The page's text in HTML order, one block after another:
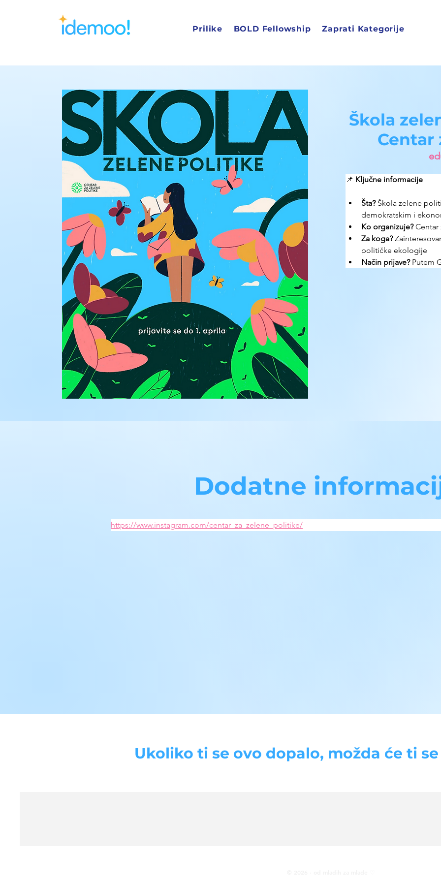
Prilike BOLD Fellowship Zaprati Kategorije
Škola
Centar
📌 Ključne informacije
Šta? Škola zelene
demokratskim i
Ko organizuje? Centar
Za koga?
političke ekologije
Način prijave? Putem
Dodatne
https://www.instagram.com/centar_za_zelene_politike/
Ukoliko ti se ovo dopalo, možda će ti